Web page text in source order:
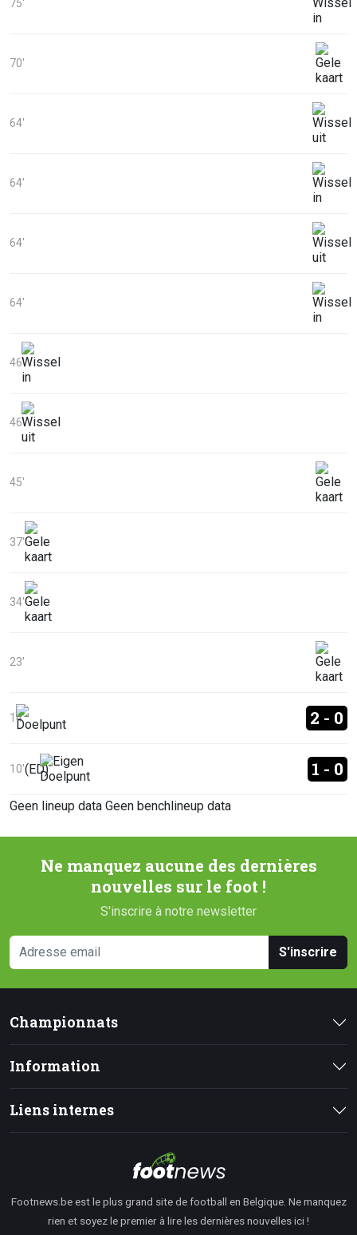
75'
70'
64'
64'
64'
64'
46'
46'
45'
37'
34'
23'
14' 2 - 0
10'(ED) 1 - 0
Geen lineup data Geen benchlineup data
Ne manquez aucune des dernières
nouvelles sur le foot !
S'inscrire à notre newsletter
S'inscrire
Championnats
Information
Liens internes
Footnews.be est le plus grand site de football en Belgique. Ne manquez
rien et soyez le premier à lire les dernières nouvelles ici !